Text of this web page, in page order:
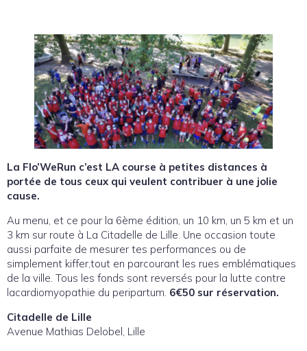
La Flo’WeRun c’est LA course à petites distances à
portée de tous ceux qui veulent contribuer à une jolie
cause.
Au menu, et ce pour la 6ème édition, un 10 km, un 5 km et un
3 km sur route à La Citadelle de Lille. Une occasion toute
aussi parfaite de mesurer tes performances ou de
simplement kiffer,tout en parcourant les rues emblématiques
de la ville. Tous les fonds sont reversés pour la lutte contre
lacardiomyopathie du peripartum. 6€50 sur réservation.
Citadelle de Lille
Avenue Mathias Delobel, Lille